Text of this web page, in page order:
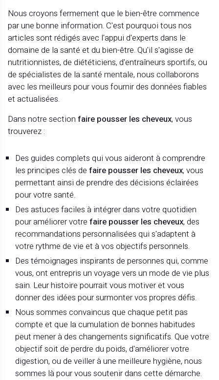
Nous croyons fermement que le bien-être commence
par une bonne information. C'est pourquoi tous nos
articles sont rédigés avec l'appui d'experts dans le
domaine de la santé et du bien-être. Qu'il s'agisse de
nutritionnistes, de diététiciens, d'entraîneurs sportifs, ou
de spécialistes de la santé mentale, nous collaborons
avec les meilleurs pour vous fournir des données fiables
et actualisées.
Dans notre sectionfaire pousser les cheveux, vous
trouverez :
Des guides complets qui vous aideront à comprendre
les principes clés defaire pousser les cheveux, vous
permettant ainsi de prendre des décisions éclairées
pour votre santé.
Des astuces faciles à intégrer dans votre quotidien
pour améliorer votrefaire pousser les cheveux, des
recommandations personnalisées qui s'adaptent à
votre rythme de vie et à vos objectifs personnels.
Des témoignages inspirants de personnes qui, comme
vous, ont entrepris un voyage vers un mode de vie plus
sain. Leur histoire pourrait vous motiver et vous
donner des idées pour surmonter vos propres défis.
Nous sommes convaincus que chaque petit pas
compte et que la cumulation de bonnes habitudes
peut mener à des changements significatifs. Que votre
objectif soit de perdre du poids, d'améliorer votre
digestion, ou de veiller à une meilleure hygiène, nous
sommes là pour vous soutenir dans cette démarche.